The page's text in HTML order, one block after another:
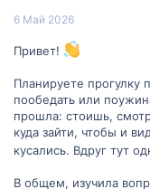
6 Май 2026
Привет!
Планируете прогулку
пообедать или
прошла: стоишь,
куда зайти, чтобы и
кусались. Вдруг тут
В общем, изучила